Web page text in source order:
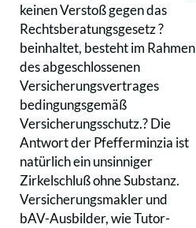
keinen Verstoß gegen das
Rechtsberatungsgesetz ?
beinhaltet, besteht im Rahmen
des abgeschlossenen
Versicherungsvertrages
bedingungsgemäß
Versicherungsschutz.? Die
Antwort der Pfefferminzia ist
natürlich ein unsinniger
Zirkelschluß ohne Substanz.
Versicherungsmakler und
bAV-Ausbilder, wie Tutor-